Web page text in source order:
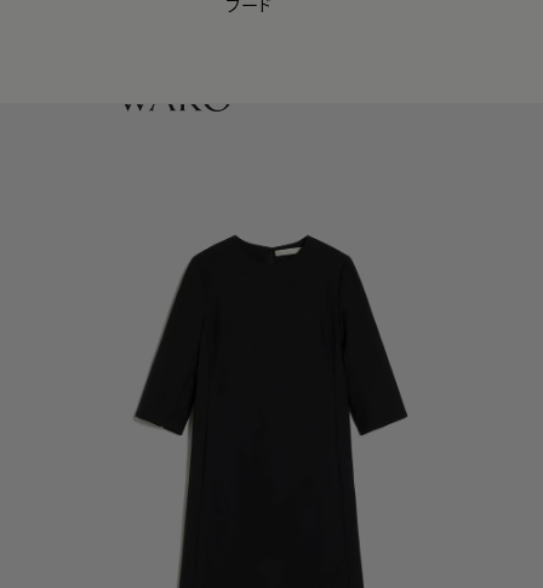
【会員様限定】夏のプレゼントキャンペーン開催中
フード